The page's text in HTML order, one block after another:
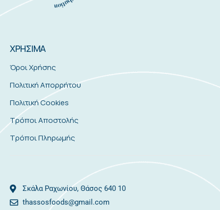
ΧΡΗΣΙΜΑ
Όροι Χρήσης
Πολιτική Απορρήτου
Πολιτική Cookies
Τρόποι Αποστολής
Τρόποι Πληρωμής
Σκάλα Ραχωνίου, Θάσος 640 10
thassosfoods@gmail.com